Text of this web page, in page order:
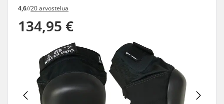
4,6//20 arvostelua
134,95 €